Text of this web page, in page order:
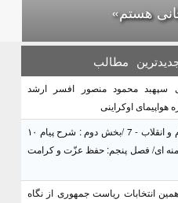
هستم»
مطالب
سپهبد محمود منصور افسر ارشد
هواپیمای اوکراینی
منشور گفتمان امام و انقلاب - 7 /بخش دوم : شرح پیام ۱۰
امام خامنه ای/ فصل پنجم: حفظ عزّت و کرامت
انتخابات ریاست جمهوری از نگاه